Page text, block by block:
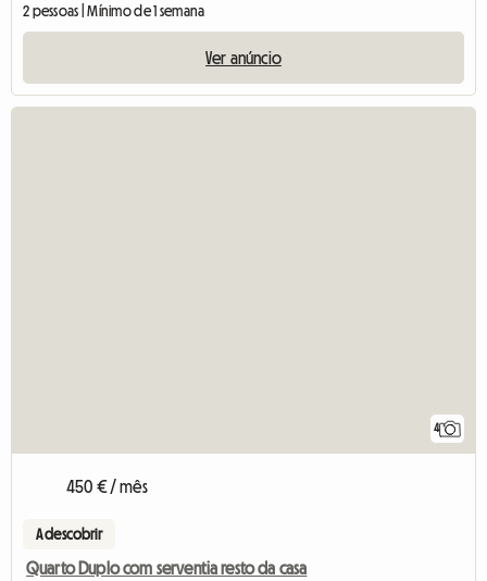
2 pessoas | Mínimo de 1 semana
Ver anúncio
4
450 € / mês
A descobrir
Quarto Duplo com serventia resto da casa